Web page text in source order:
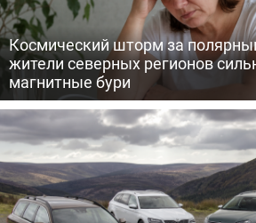
Космический шторм за
жители северных регионов
магнитные бури